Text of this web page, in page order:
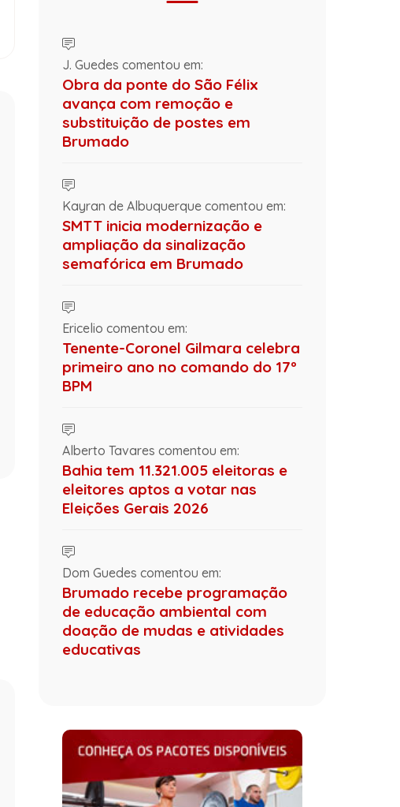
J. Guedes comentou em:
Obra da ponte do São Félix
avança com remoção e
substituição de postes em
Brumado
Kayran de Albuquerque comentou em:
SMTT inicia modernização e
ampliação da sinalização
semafórica em Brumado
Ericelio comentou em:
Tenente-Coronel Gilmara celebra
primeiro ano no comando do 17º
BPM
Alberto Tavares comentou em:
Bahia tem 11.321.005 eleitoras e
eleitores aptos a votar nas
Eleições Gerais 2026
Dom Guedes comentou em:
Brumado recebe programação
de educação ambiental com
doação de mudas e atividades
educativas